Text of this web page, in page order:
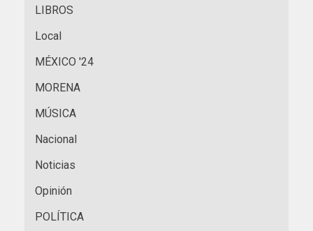
LIBROS
Local
MÉXICO '24
MORENA
MÚSICA
Nacional
Noticias
Opinión
POLÍTICA